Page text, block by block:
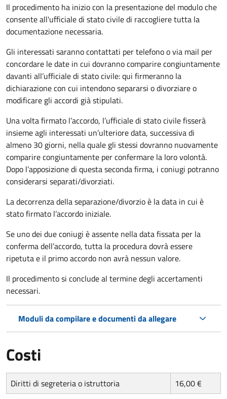
Il procedimento ha inizio con la presentazione del modulo che
consente all'ufficiale di stato civile di raccogliere tutta la
documentazione necessaria.
Gli interessati saranno contattati per telefono o via mail per
concordare le date in cui dovranno comparire congiuntamente
davanti all’ufficiale di stato civile: qui firmeranno la
dichiarazione con cui intendono separarsi o divorziare o
modificare gli accordi già stipulati.
Una volta firmato l’accordo, l’ufficiale di stato civile fisserà
insieme agli interessati un’ulteriore data, successiva di
almeno 30 giorni, nella quale gli stessi dovranno nuovamente
comparire congiuntamente per confermare la loro volontà.
Dopo l’apposizione di questa seconda firma, i coniugi potranno
considerarsi separati/divorziati.
La decorrenza della separazione/divorzio è la data in cui è
stato firmato l’accordo iniziale.
Se uno dei due coniugi è assente nella data fissata per la
conferma dell’accordo, tutta la procedura dovrà essere
ripetuta e il primo accordo non avrà nessun valore.
Il procedimento si conclude al termine degli accertamenti
necessari.
Moduli da compilare e documenti da allegare
Costi
Diritti di segreteria o istruttoria 16,00 €